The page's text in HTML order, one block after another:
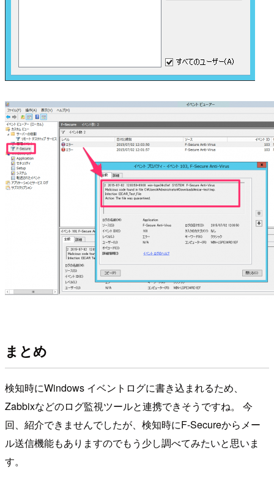
まとめ
検知時にWindows イベントログに書き込まれるため、
Zabbixなどのログ監視ツールと連携できそうですね。 今
回、紹介できませんでしたが、検知時にF-Secureからメー
ル送信機能もありますのでもう少し調べてみたいと思いま
す。